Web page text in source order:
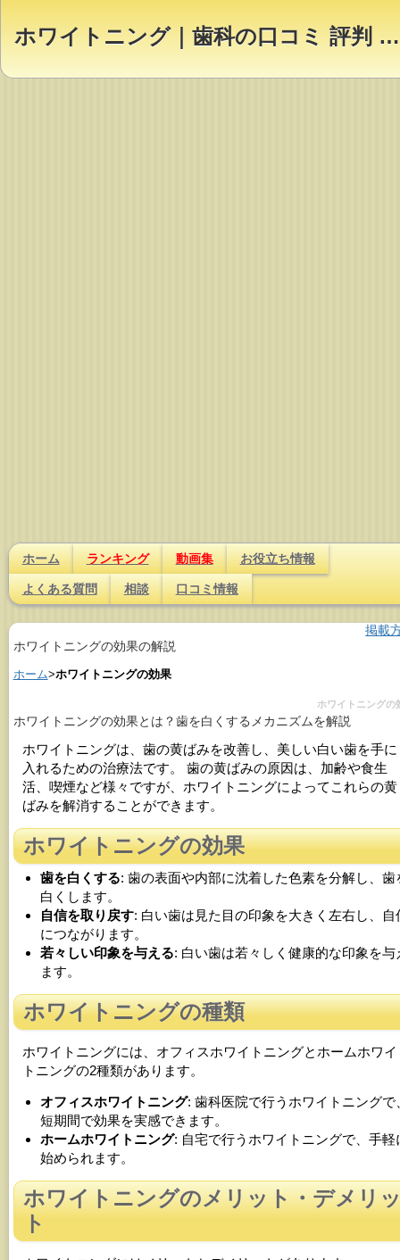
ホワイトニング｜歯科の口コミ 評判 ランキング【Dr.NAVI】
ホーム ランキング 動画集 お役立ち情報
よくある質問 相談 口コミ情報
掲載
ホワイトニングの効果の解説
ホーム>ホワイトニングの効果
ホワイトニングの
ホワイトニングの効果とは？歯を白くするメカニズムを解説
ホワイトニングは、歯の黄ばみを改善し、美しい白い歯を手に
入れるための治療法です。 歯の黄ばみの原因は、加齢や食生
活、喫煙など様々ですが、ホワイトニングによってこれらの黄
ばみを解消することができます。
ホワイトニングの効果
歯を白くする: 歯の表面や内部に沈着した色素を分解し、歯
白くします。
自信を取り戻す: 白い歯は見た目の印象を大きく左右し、自
につながります。
若々しい印象を与える: 白い歯は若々しく健康的な印象を与
ます。
ホワイトニングの種類
ホワイトニングには、オフィスホワイトニングとホームホワイ
トニングの2種類があります。
オフィスホワイトニング: 歯科医院で行うホワイトニングで
短期間で効果を実感できます。
ホームホワイトニング: 自宅で行うホワイトニングで、手軽
始められます。
ホワイトニングのメリット・デメリ
ト